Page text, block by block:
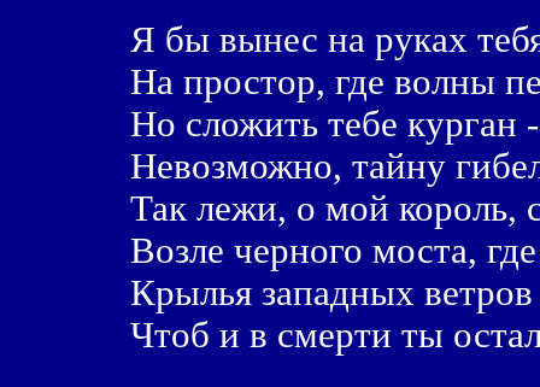
Я бы вынес на руках
Hа простор, где волны
Hо сложить тебе курган
Hевозможно, тайну
Так лежи, о мой король,
Возле черного моста,
Крылья западных
Чтоб и в смерти ты